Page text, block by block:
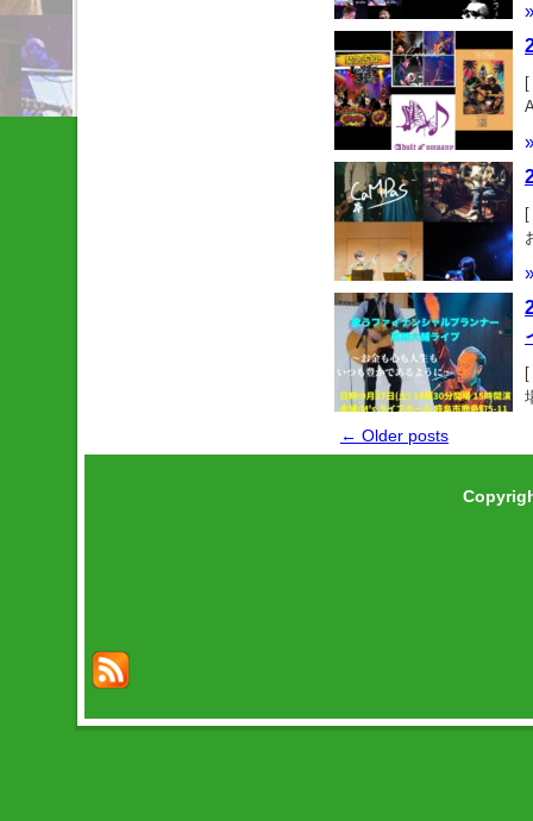
← Older posts